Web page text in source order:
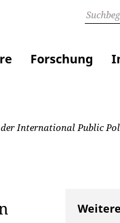
Forschung
International Public